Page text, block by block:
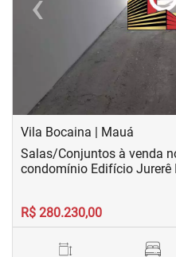
Previous
Vila Bocaina | Mauá
Salas/Conjuntos à venda
condomínio Edifício Jurerê
R$ 280.230,00